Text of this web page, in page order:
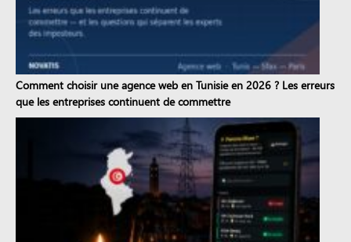
Comment choisir une agence web en Tunisie en 2026 ? Les erreurs
que les entreprises continuent de commettre